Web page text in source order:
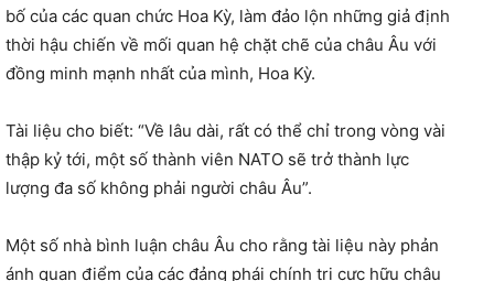
bố của các quan chức Hoa Kỳ, làm đảo lộn những giả định
thời hậu chiến về mối quan hệ chặt chẽ của châu Âu với
đồng minh mạnh nhất của mình, Hoa Kỳ.
Tài liệu cho biết: “Về lâu dài, rất có thể chỉ trong vòng vài
thập kỷ tới, một số thành viên NATO sẽ trở thành lực
lượng đa số không phải người châu Âu”.
Một số nhà bình luận châu Âu cho rằng tài liệu này phản
ánh quan điểm của các đảng phái chính trị cực hữu châu